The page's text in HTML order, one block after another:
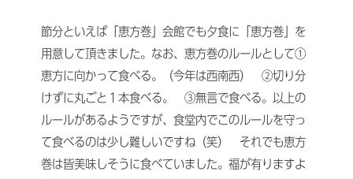
節分といえば「恵方巻」会館でも夕食に「恵方巻」を
用意して頂きました。なお、恵方巻のルールとして①
恵方に向かって食べる。（今年は西南西） ②切り分
けずに丸ごと１本食べる。 ③無言で食べる。以上の
ルールがあるようですが、食堂内でこのルールを守っ
て食べるのは少し難しいですね（笑） それでも恵方
巻は皆美味しそうに食べていました。福が有りますよ